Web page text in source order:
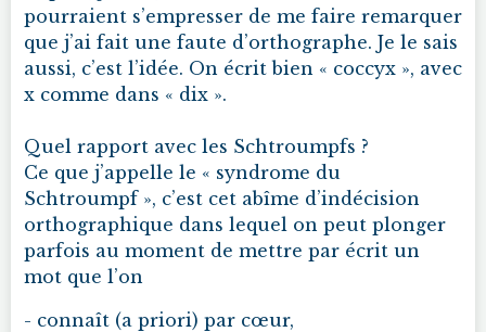
pourraient s’empresser de me faire remarquer
que j’ai fait une faute d’orthographe. Je le sais
aussi, c’est l’idée. On écrit bien « coccyx », avec
x comme dans « dix ».
Quel rapport avec les Schtroumpfs ?
Ce que j’appelle le « syndrome du
Schtroumpf », c’est cet abîme d’indécision
orthographique dans lequel on peut plonger
parfois au moment de mettre par écrit un
mot que l’on
- connaît (a priori) par cœur,